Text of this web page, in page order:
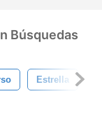
Búsquedas
Estrella